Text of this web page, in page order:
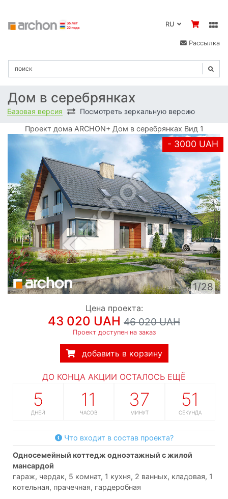
Рассылка
Дом в серебрянках
Базовая версия Посмотреть зеркальную версию
Проект дома ARCHON+ Дом в серебрянках Вид 1
- 3000 UAH
1/28
Цена проекта:
43 020 UAH 46 020 UAH
Проект доступен на заказ
добавить в корзину
ДО КОНЦА АКЦИИ ОСТАЛОСЬ ЕЩЁ
5
ДНЕЙ
11
ЧАСОВ
37
МИНУТ
50
СЕКУНД
Что входит в состав проекта?
односемейный коттедж одноэтажный с жилой
мансардой
гараж, чердак, 5 комнат, 1 кухня, 2 ванных, кладовая, 1
котельная, прачечная, гардеробная